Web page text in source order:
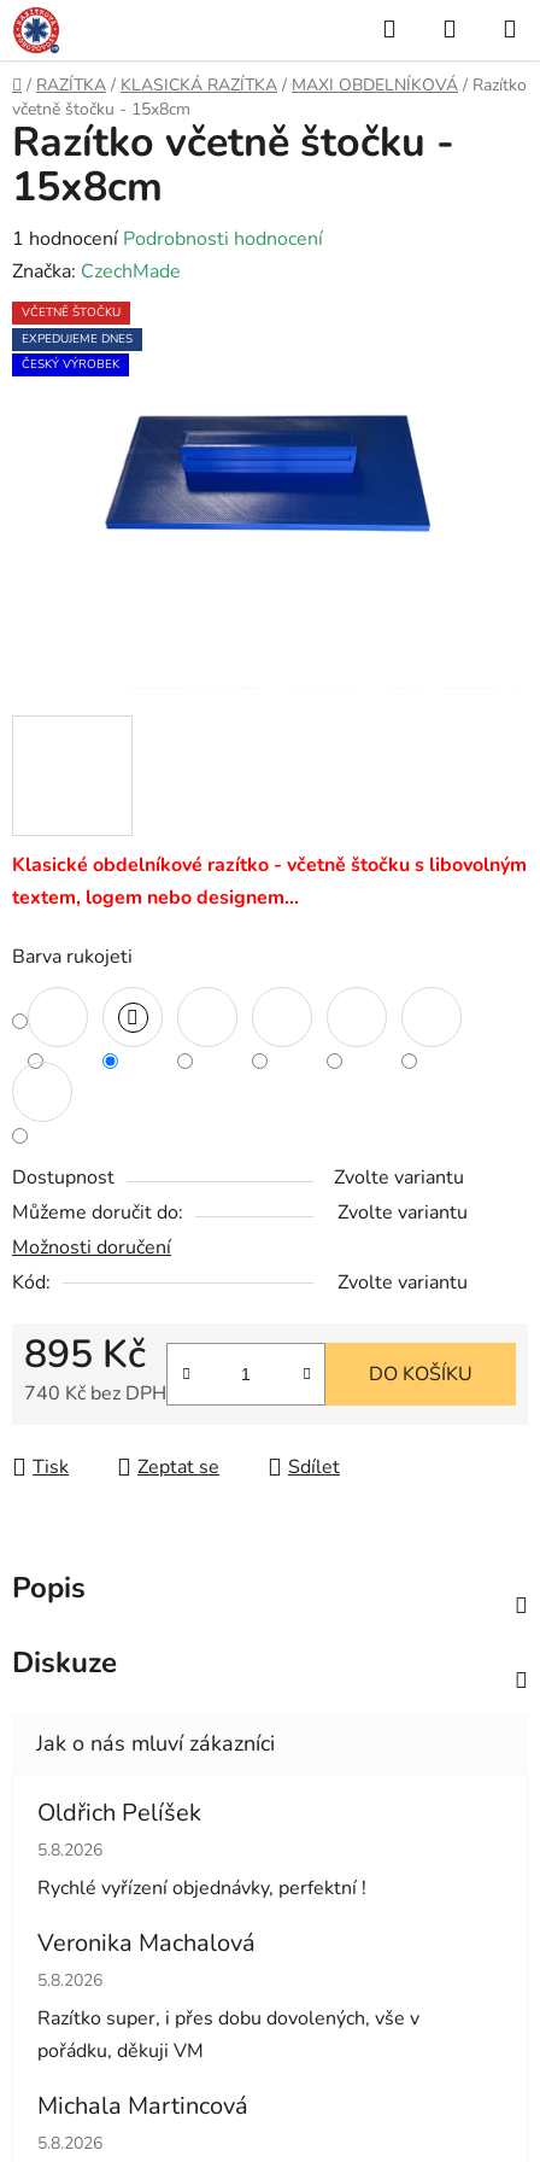
Přejít
na
obsah
Hledat
KOŠÍK
Domů
/ RAZÍTKA / KLASICKÁ RAZÍTKA / MAXI OBDELNÍKOVÁ / Razítko
včetně štočku - 15x8cm
Klasické obdelníkové razítko - včetně štočku s libovolným
textem, logem nebo designem…
Barva rukojeti
Dostupnost
Zvolte variantu
Můžeme doručit do:
Zvolte variantu
Možnosti doručení
Kód:
Zvolte variantu
895 Kč
740 Kč bez DPH
DO KOŠÍKU
Tisk Zeptat se Sdílet
Razítko včetně štočku -
15x8cm
Průměrné
hodnocení
produktu
je
5,0
1 hodnocení Podrobnosti hodnocení
Značka: CzechMade
VČETNĚ ŠTOČKU
EXPEDUJEME DNES
ČESKÝ VÝROBEK
Popis
Diskuze
Oldřich Pelíšek
Hodnocení obchodu je 5 z 5 hvězdiček.
5.8.2026
Rychlé vyřízení objednávky, perfektní !
Veronika Machalová
Hodnocení obchodu je 5 z 5 hvězdiček.
5.8.2026
Razítko super, i přes dobu dovolených, vše v
pořádku, děkuji VM
Michala Martincová
Hodnocení obchodu je 1 z 5 hvězdiček.
5.8.2026